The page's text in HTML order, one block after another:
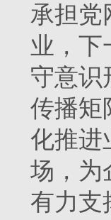
承担党
业，下
守意识
传播矩
化推进
场，为
有力支